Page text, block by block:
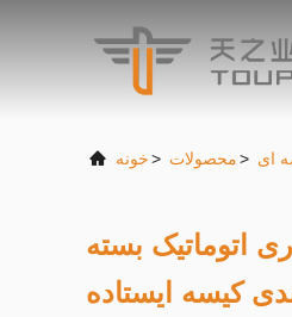
خونه> محصولات>
اتوماتیک بسته